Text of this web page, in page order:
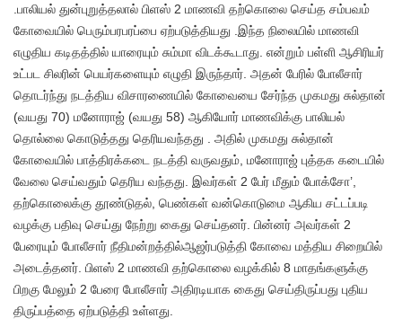
.பாலியல் துன்புறுத்தலால் பிளஸ் 2 மாணவி தற்கொலை செய்த சம்பவம்
கோவையில் பெரும்பரபரப்பை ஏற்படுத்தியது .இந்த நிலையில் மாணவி
எழுதிய கடிதத்தில் யாரையும் சும்மா விடக்கூடாது. என்றும் பள்ளி ஆசிரியர்
உட்பட சிலரின் பெயர்களையும் எழுதி இருந்தார். அதன் பேரில் போலீசார்
தொடர்ந்து நடத்திய விசாரணையில் கோவையை சேர்ந்த முகமது சுல்தான்
(வயது 70) மனோராஜ் (வயது 58) ஆகியோர் மாணவிக்கு பாலியல்
தொல்லை கொடுத்தது தெரியவந்தது . அதில் முகமது சுல்தான்
கோவையில் பாத்திரக்கடை நடத்தி வருவதும், மனோராஜ் புத்தக கடையில்
வேலை செய்வதும் தெரிய வந்தது. இவர்கள் 2 பேர் மீதும் போக்சோ’,
தற்கொலைக்கு தூண்டுதல், பெண்கள் வன்கொடுமை ஆகிய சட்டப்படி
வழக்கு பதிவு செய்து நேற்று கைது செய்தனர். பின்னர் அவர்கள் 2
பேரையும் போலீசார் நீதிமன்றத்தில்ஆஜர்படுத்தி கோவை மத்திய சிறையில்
அடைத்தனர். பிளஸ் 2 மாணவி தற்கொலை வழக்கில் 8 மாதங்களுக்கு
பிறகு மேலும் 2 பேரை போலீசார் அதிரடியாக கைது செய்திருப்பது புதிய
திருப்பத்தை ஏற்படுத்தி உள்ளது.